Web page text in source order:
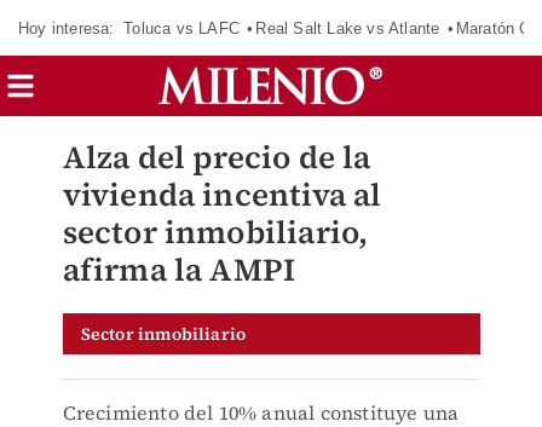
Hoy interesa: Toluca vs LAFC Real Salt Lake vs Atlante Maratón
Alza del precio de la
vivienda incentiva al
sector inmobiliario,
afirma la AMPI
Sector inmobiliario
Crecimiento del 10% anual constituye una